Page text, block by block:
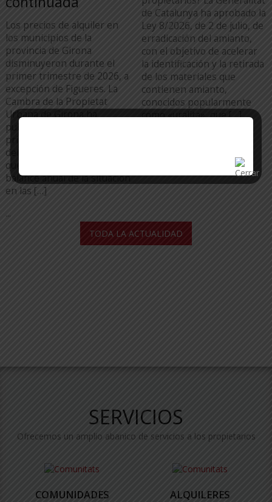
Los precios de alquiler en
los municipios de la
provincia de Girona
disminuyeron durante el
primer trimestre de 2026, a
excepción de Figueres. La
Cambra de la Propietat
Urbana de Girona ha
publicado el informe del
primer trimestre de 2026
del mercado del alquiler,
que permite hacer un
balance anual de la situación
en las […]
...
de Catalunya ha aprobado la
Ley 8/2026, de 2 de julio, de
erradicación del amianto,
con el objetivo de acelerar
la identificación y la retirada
de los materiales que
contienen amianto,
conocidos popularmente
como «uralita», que […]
TODA LA ACTUALIDAD
SERVICIOS
Ofrecemos un amplio abanico de servicios a los propietarios
COMUNIDADES ALQUILERES